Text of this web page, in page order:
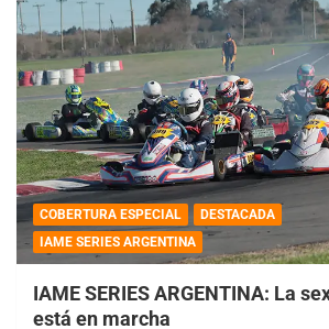
COBERTURA ESPECIAL
DESTACADA
IAME SERIES ARGENTINA
IAME SERIES ARGENTINA: La
está en marcha